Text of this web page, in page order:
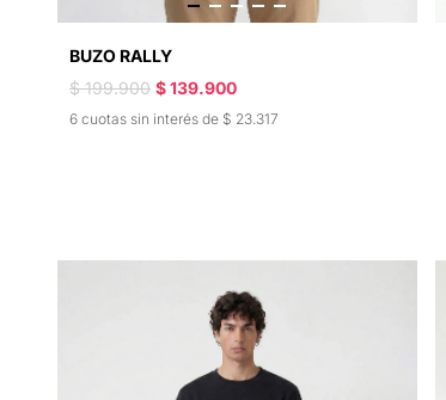
BUZO RALLY
$ 199.900 $ 139.900
6 cuotas sin interés de $ 23.317